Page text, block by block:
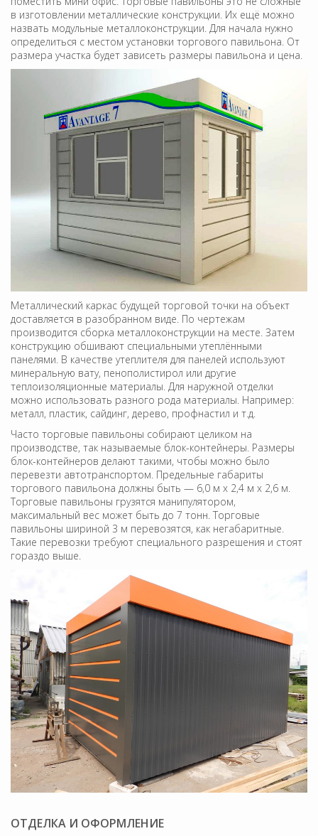
в изготовлении металлические конструкции. Их ещё можно
назвать модульные металлоконструкции. Для начала нужно
определиться с местом установки торгового павильона. От
размера участка будет зависеть размеры павильона и цена.
Металлический каркас будущей торговой точки на объект
доставляется в разобранном виде. По чертежам
производится сборка металлоконструкции на месте. Затем
конструкцию обшивают специальными утеплёнными
панелями. В качестве утеплителя для панелей используют
минеральную вату, пенополистирол или другие
теплоизоляционные материалы. Для наружной отделки
можно использовать разного рода материалы. Например:
металл, пластик, сайдинг, дерево, профнастил и т.д.
Часто торговые павильоны собирают целиком на
производстве, так называемые блок-контейнеры. Размеры
блок-контейнеров делают такими, чтобы можно было
перевезти автотранспортом. Предельные габариты
торгового павильона должны быть — 6,0 м х 2,4 м х 2,6 м.
Торговые павильоны грузятся манипулятором,
максимальный вес может быть до 7 тонн. Торговые
павильоны шириной 3 м перевозятся, как негабаритные.
Такие перевозки требуют специального разрешения и стоят
гораздо выше.
ОТДЕЛКА И ОФОРМЛЕНИЕ